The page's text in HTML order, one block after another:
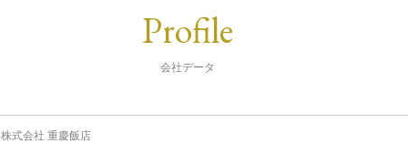
Profile
会社データ
株式会社 重慶飯店